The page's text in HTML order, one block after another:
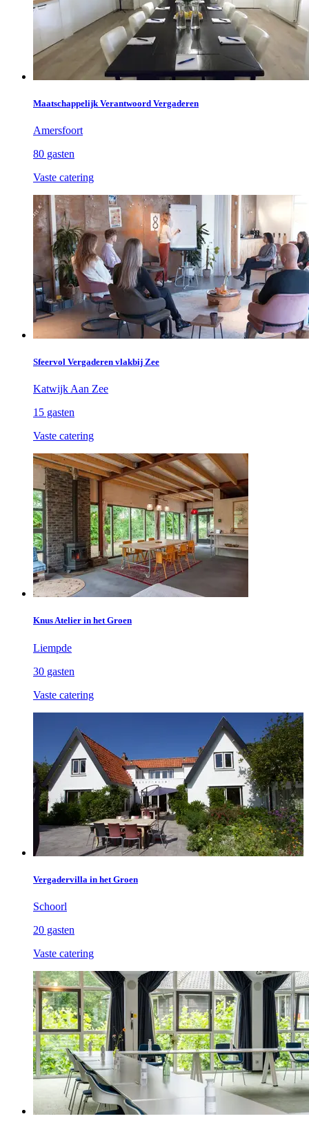
Maatschappelijk Verantwoord Vergaderen
Amersfoort
80 gasten
Vaste catering
Sfeervol Vergaderen vlakbij Zee
Katwijk Aan Zee
15 gasten
Vaste catering
Knus Atelier in het Groen
Liempde
30 gasten
Vaste catering
Vergadervilla in het Groen
Schoorl
20 gasten
Vaste catering